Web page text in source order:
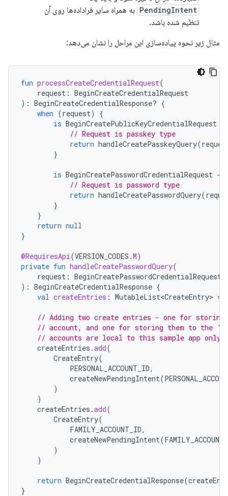
PendingIntent به همراه سایر فراداده‌ها روی آن
تنظیم شده باشد.
مثال زیر نحوه پیاده‌سازی این مراحل را نشان می‌دهد:
fun processCreateCredentialRequest(
request : BeginCreateCredentialRequest
): BeginCreateCredentialResponse? {
when (request)
{
is BeginCreatePublicKeyCredentialRequest
// Request is passkey type
return handleCreatePasskeyQuery(
}
is BeginCreatePasswordCredentialRequest -
// Request is password type
return handleCreatePasswordQuery(
}
}
return null
}
@RequiresApi(VERSION_CODES .M)
private fun handleCreatePasswordQuery(
request : BeginCreatePasswordCredentialRequest
): BeginCreateCredentialResponse {
val createEntries : MutableList<CreateEntry> =
// Adding two create entries - one for
// account, and one for storing them to the
// accounts are local to this sample app only.
createEntries .add(
CreateEntry(
PERSONAL_ACCOUNT_ID,
createNewPendingIntent(
)
)
createEntries .add(
CreateEntry(
FAMILY_ACCOUNT_ID,
createNewPendingIntent(
)
)
return BeginCreateCredentialResponse(
}